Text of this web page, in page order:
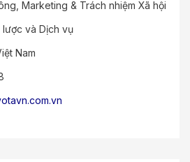
Marketing & Trách nhiệm Xã hội
lược và Dịch vụ
Nam